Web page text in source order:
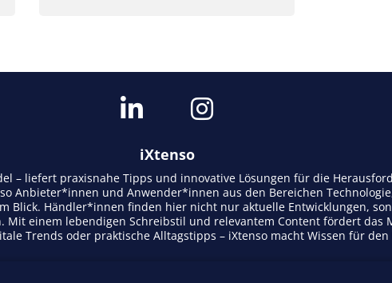
iXtenso
– liefert praxisnahe Tipps und innovative Lösungen für die
Anbieter*innen und Anwender*innen aus den Bereichen
Blick. Händler*innen finden hier nicht nur aktuelle Entwicklungen,
Mit einem lebendigen Schreibstil und relevantem Content fördert das
Trends oder praktische Alltagstipps – iXtenso macht Wissen für